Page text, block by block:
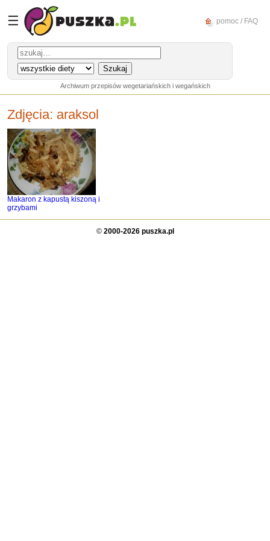
☰ pomoc / FAQ
Archiwum przepisów wegetariańskich i wegańskich
Zdjęcia: araksol
Makaron z kapustą kiszoną i
grzybami
© 2000-2026 puszka.pl